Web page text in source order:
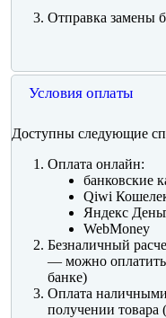
Отправка замены
Условия оплаты
Доступны следующие
Оплата онлайн:
банковские
Qiwi
Яндекс
WebMoney
Безналичный
— можно
банке)
Оплата
получении товара